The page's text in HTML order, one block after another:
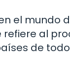
el mundo
refiere al
de